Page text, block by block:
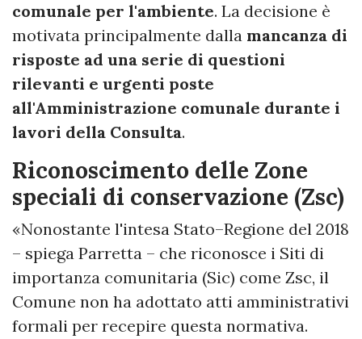
comunale per l'ambiente. La decisione è
motivata principalmente dalla mancanza di
risposte ad una serie di questioni
rilevanti e urgenti poste
all'Amministrazione comunale durante i
lavori della Consulta.
Riconoscimento delle Zone
speciali di conservazione (Zsc)
«Nonostante l'intesa Stato–Regione del 2018
– spiega Parretta – che riconosce i Siti di
importanza comunitaria (Sic) come Zsc, il
Comune non ha adottato atti amministrativi
formali per recepire questa normativa.